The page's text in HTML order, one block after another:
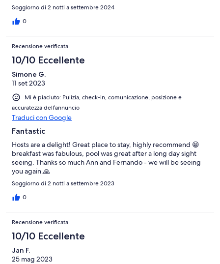
Soggiorno di 2 notti a settembre 2024
0
Recensione verificata
10/10 Eccellente
Simone G.
11 set 2023
Mi è piaciuto: Pulizia, check-in, comunicazione, posizione e
accuratezza dell’annuncio
Traduci con Google
Fantastic
Hosts are a delight! Great place to stay, highly recommend 😁
breakfast was fabulous, pool was great after a long day sight
seeing. Thanks so much Ann and Fernando - we will be seeing
you again.🙏
Soggiorno di 2 notti a settembre 2023
0
Recensione verificata
10/10 Eccellente
Jan F.
25 mag 2023